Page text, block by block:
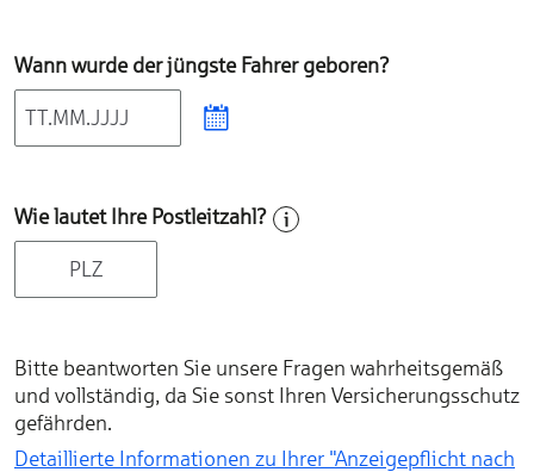
Wann wurde der jüngste Fahrer geboren?
Wie lautet Ihre Postleitzahl?
Bitte beantworten Sie unsere Fragen wahrheitsgemäß
und vollständig, da Sie sonst Ihren Versicherungsschutz
gefährden.
Detaillierte Informationen zu Ihrer "Anzeigepflicht nach